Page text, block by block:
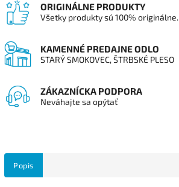
ORIGINÁLNE PRODUKTY
Všetky produkty sú 100% originálne.
KAMENNÉ PREDAJNE ODLO
STARÝ SMOKOVEC, ŠTRBSKÉ PLESO
ZÁKAZNÍCKA PODPORA
Neváhajte sa opýtať
Popis